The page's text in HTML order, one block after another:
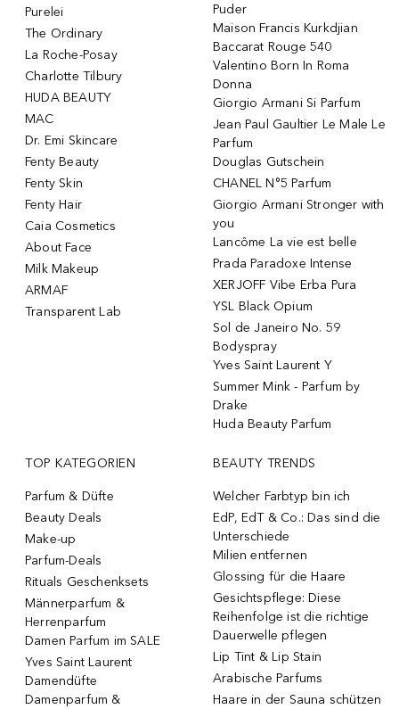
Purelei
The Ordinary
La Roche-Posay
Charlotte Tilbury
HUDA BEAUTY
MAC
Dr. Emi Skincare
Fenty Beauty
Fenty Skin
Fenty Hair
Caia Cosmetics
About Face
Milk Makeup
ARMAF
Transparent Lab
Puder
Maison Francis Kurkdjian
Baccarat Rouge 540
Valentino Born In Roma
Donna
Giorgio Armani Si Parfum
Jean Paul Gaultier Le Male Le
Parfum
Douglas Gutschein
CHANEL N°5 Parfum
Giorgio Armani Stronger with
you
Lancôme La vie est belle
Prada Paradoxe Intense
XERJOFF Vibe Erba Pura
YSL Black Opium
Sol de Janeiro No. 59
Bodyspray
Yves Saint Laurent Y
Summer Mink - Parfum by
Drake
Huda Beauty Parfum
TOP KATEGORIEN
Parfum & Düfte
Beauty Deals
Make-up
Parfum-Deals
Rituals Geschenksets
Männerparfum &
Herrenparfum
Damen Parfum im SALE
Yves Saint Laurent
Damendüfte
Damenparfum &
BEAUTY TRENDS
Welcher Farbtyp bin ich
EdP, EdT & Co.: Das sind die
Unterschiede
Milien entfernen
Glossing für die Haare
Gesichtspflege: Diese
Reihenfolge ist die richtige
Dauerwelle pflegen
Lip Tint & Lip Stain
Arabische Parfums
Haare in der Sauna schützen